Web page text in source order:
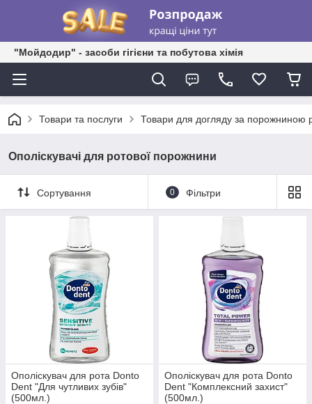
"Мойдодир" - засоби гігієни та побутова хімія
Товари та послуги Товари для догляду за порожниною
Ополіскувачі для ротової порожнини
Сортування 0 Фільтри
Ополіскувач для рота Donto
Dent "Для чутливих зубів"
(500мл.)
Ополіскувач для рота Donto
Dent "Комплексний захист"
(500мл.)